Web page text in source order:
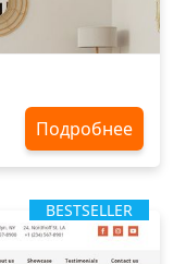
Подробнее
BESTSELLER